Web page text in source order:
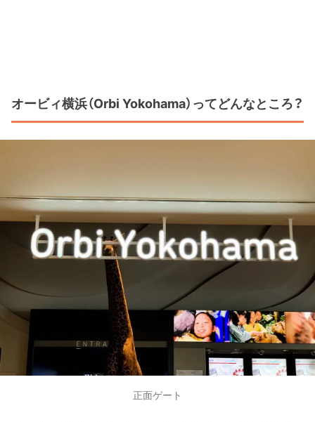
オービィ横浜（Orbi Yokohama）ってどんなところ？
正面ゲート